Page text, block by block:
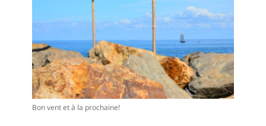
Bon vent et à la prochaine!